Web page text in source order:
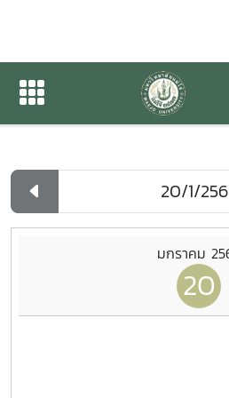
ปฏิทินกิจกรรมของ
ปฏิทินกิจกรรมของหน่วยงาน
มกราคม
20